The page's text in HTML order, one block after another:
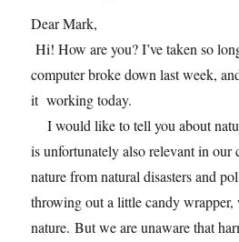
Dear Mark,
Hi! How are you? I’ve taken so
computer broke down last week,
it working today.
I would like to tell you about
is unfortunately also relevant in our
nature from natural disasters and
throwing out a little candy wrapper,
nature. But we are unaware that